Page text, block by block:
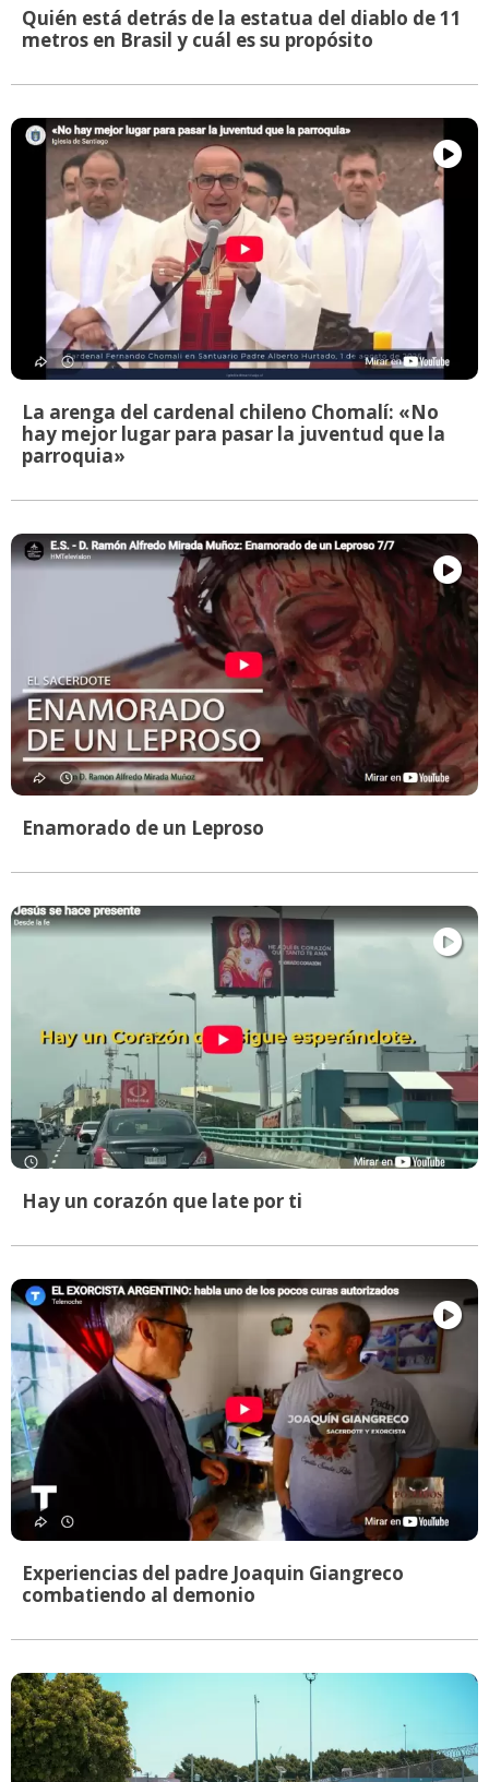
Quién está detrás de la estatua del diablo de 11
metros en Brasil y cuál es su propósito
La arenga del cardenal chileno Chomalí: «No
hay mejor lugar para pasar la juventud que la
parroquia»
Enamorado de un Leproso
Hay un corazón que late por ti
Experiencias del padre Joaquin Giangreco
combatiendo al demonio